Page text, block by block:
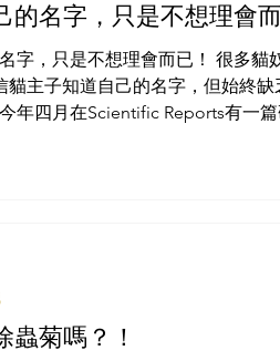
的名字，只是不想理會而
字，只是不想理會而已！ 很多貓
貓主子知道自己的名字，但始終缺
年四月在Scientific Reports有一
蟲菊嗎？！